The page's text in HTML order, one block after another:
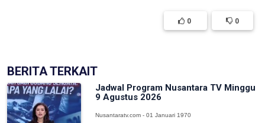
0 0
BERITA TERKAIT
Jadwal Program Nusantara TV Minggu
9 Agustus 2026
Nusantaratv.com - 01 Januari 1970